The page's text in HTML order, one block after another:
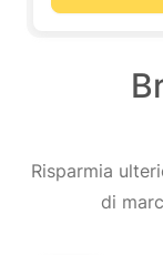
Risparmia
di